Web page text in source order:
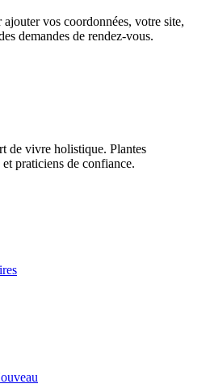
vos coordonnées, votre site,
demandes de rendez-vous.
de vivre holistique. Plantes
praticiens de confiance.